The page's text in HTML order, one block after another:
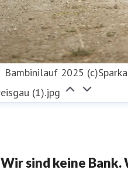
Bambinilauf 2025
(1).jpg
Wir sind keine Bank.